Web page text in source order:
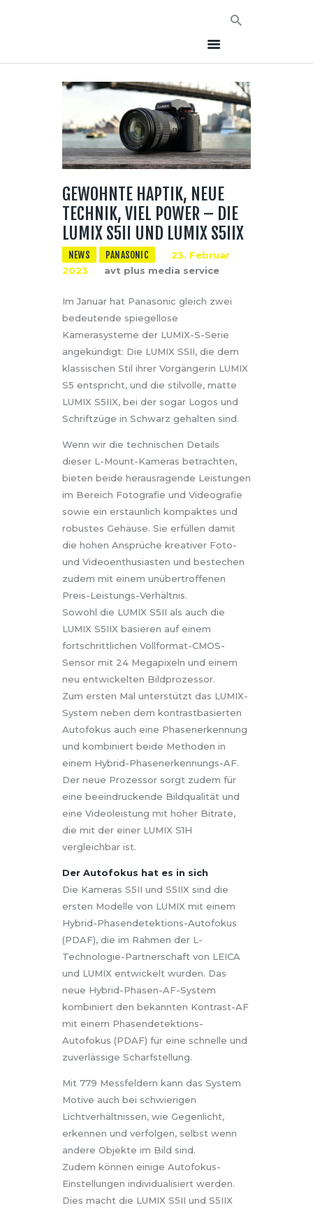
HOME
NEWS
AVT EVENTS
ÜBER AVT
KONTAKT
GEWOHNTE HAPTIK, NEUE
TECHNIK, VIEL POWER – DIE
LUMIX S5II UND LUMIX S5IIX
NEWS PANASONIC
23. Februar
2023
avt plus media service
Im Januar hat Panasonic gleich zwei
bedeutende spiegellose
Kamerasysteme der LUMIX-S-Serie
angekündigt: Die LUMIX S5II, die dem
klassischen Stil ihrer Vorgängerin LUMIX
S5 entspricht, und die stilvolle, matte
LUMIX S5IIX, bei der sogar Logos und
Schriftzüge in Schwarz gehalten sind.
Wenn wir die technischen Details
dieser L-Mount-Kameras betrachten,
bieten beide herausragende Leistungen
im Bereich Fotografie und Videografie
sowie ein erstaunlich kompaktes und
robustes Gehäuse. Sie erfüllen damit
die hohen Ansprüche kreativer Foto-
und Videoenthusiasten und bestechen
zudem mit einem unübertroffenen
Preis-Leistungs-Verhältnis.
Sowohl die LUMIX S5II als auch die
LUMIX S5IIX basieren auf einem
fortschrittlichen Vollformat-CMOS-
Sensor mit 24 Megapixeln und einem
neu entwickelten Bildprozessor.
Zum ersten Mal unterstützt das LUMIX-
System neben dem kontrastbasierten
Autofokus auch eine Phasenerkennung
und kombiniert beide Methoden in
einem Hybrid-Phasenerkennungs-AF.
Der neue Prozessor sorgt zudem für
eine beeindruckende Bildqualität und
eine Videoleistung mit hoher Bitrate,
die mit der einer LUMIX S1H
vergleichbar ist.
Der Autofokus hat es in sich
Die Kameras S5II und S5IIX sind die
ersten Modelle von LUMIX mit einem
Hybrid-Phasendetektions-Autofokus
(PDAF), die im Rahmen der L-
Technologie-Partnerschaft von LEICA
und LUMIX entwickelt wurden. Das
neue Hybrid-Phasen-AF-System
kombiniert den bekannten Kontrast-AF
mit einem Phasendetektions-
Autofokus (PDAF) für eine schnelle und
zuverlässige Scharfstellung.
Mit 779 Messfeldern kann das System
Motive auch bei schwierigen
Lichtverhältnissen, wie Gegenlicht,
erkennen und verfolgen, selbst wenn
andere Objekte im Bild sind.
Zudem können einige Autofokus-
Einstellungen individualisiert werden.
Dies macht die LUMIX S5II und S5IIX